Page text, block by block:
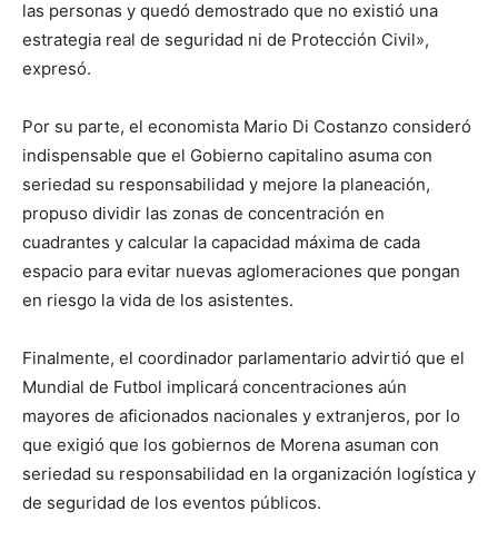
las personas y quedó demostrado que no existió una
estrategia real de seguridad ni de Protección Civil»,
expresó.
Por su parte, el economista Mario Di Costanzo consideró
indispensable que el Gobierno capitalino asuma con
seriedad su responsabilidad y mejore la planeación,
propuso dividir las zonas de concentración en
cuadrantes y calcular la capacidad máxima de cada
espacio para evitar nuevas aglomeraciones que pongan
en riesgo la vida de los asistentes.
Finalmente, el coordinador parlamentario advirtió que el
Mundial de Futbol implicará concentraciones aún
mayores de aficionados nacionales y extranjeros, por lo
que exigió que los gobiernos de Morena asuman con
seriedad su responsabilidad en la organización logística y
de seguridad de los eventos públicos.